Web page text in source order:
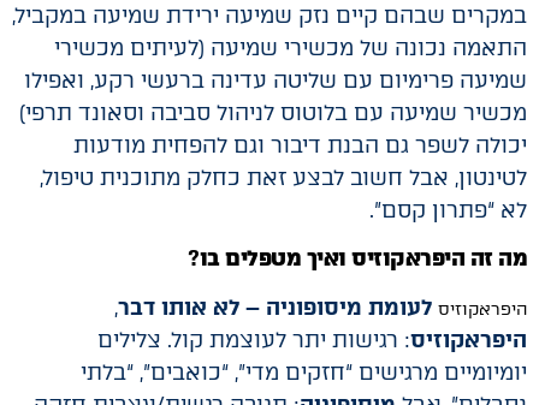
במקרים שבהם קיים נזק שמיעה ירידת שמיעה במקביל,
התאמה נכונה של מכשירי שמיעה (לעיתים מכשירי
שמיעה פרימיום עם שליטה עדינה ברעשי רקע, ואפילו
מכשיר שמיעה עם בלוטוס לניהול סביבה וסאונד תרפי)
יכולה לשפר גם הבנת דיבור וגם להפחית מודעות
לטינטון, אבל חשוב לבצע זאת כחלק מתוכנית טיפול,
לא “פתרון קסם”.
מה זה היפראקוזיס ואיך מטפלים בו?
היפראקוזיס לעומת מיסופוניה – לא אותו דבר,
היפראקוזיס: רגישות יתר לעוצמת קול. צלילים
יומיומיים מרגישים “חזקים מדי”, “כואבים”, “בלתי